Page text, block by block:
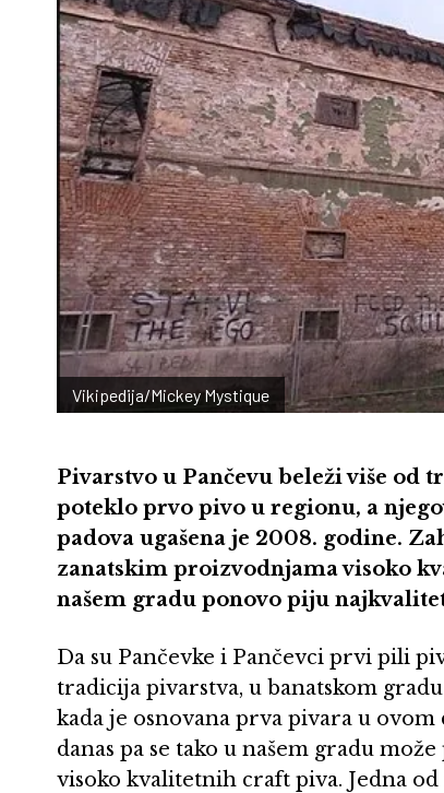
Vikipedija/Mickey Mystique
Pivarstvo u Pančevu beleži više od
poteklo prvo pivo u regionu, a
padova ugašena je 2008. godine.
zanatskim proizvodnjama visoko
našem gradu ponovo piju
Da su Pančevke i Pančevci prvi pili
tradicija pivarstva, u banatskom
kada je osnovana prva pivara u
danas pa se tako u našem gradu
visoko kvalitetnih craft piva. Jedna